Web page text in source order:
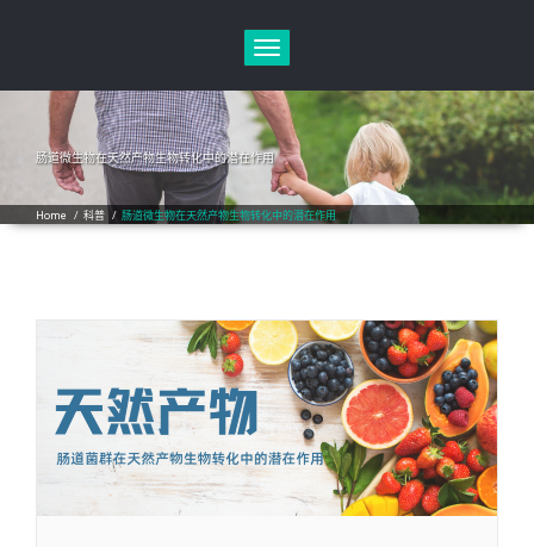
Toggle
navigation
肠道微生物在天然产物生物转化中的潜在作用
Home / 科普 / 肠道微生物在天然产物生物转化中的潜在作用